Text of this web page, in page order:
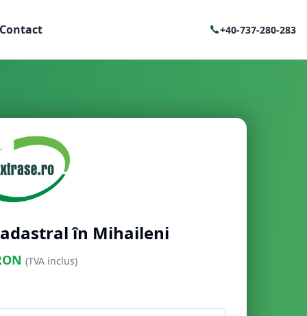
Contact +40-737-280-283
în Mihaileni
(TVA inclus)